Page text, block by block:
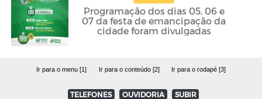
Programação dos dias 05, 06 e
07 da festa de emancipação da
cidade foram divulgadas
Ir para o menu [1] Ir para o conteúdo [2] Ir para o rodapé [3]
TELEFONES OUVIDORIA SUBIR